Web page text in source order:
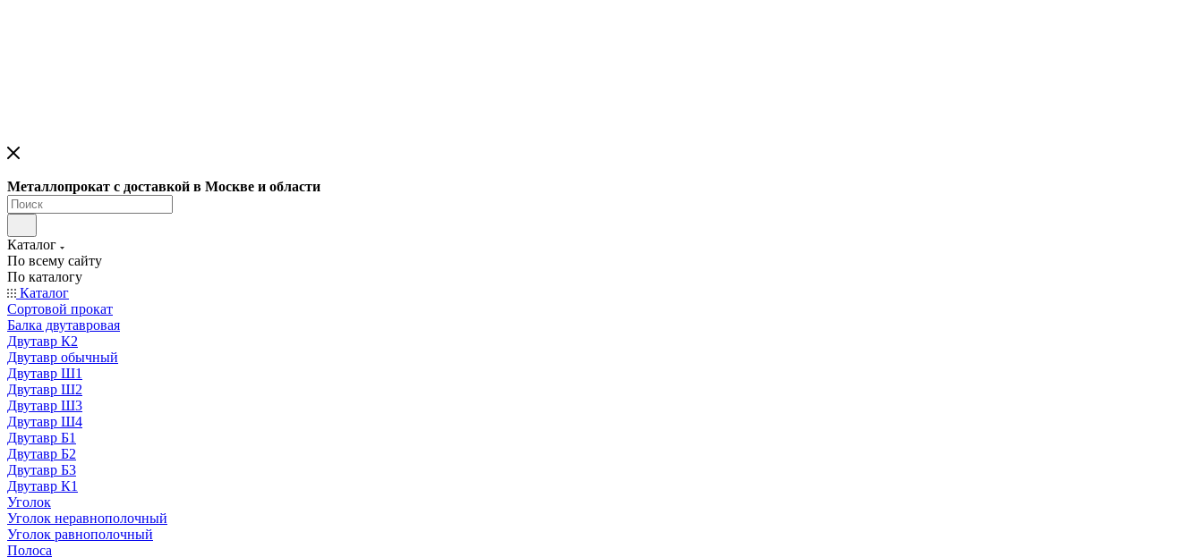
Металлопрокат с доставкой в Москве и области
Каталог
По всему сайту
По каталогу
Каталог
Сортовой прокат
Балка двутавровая
Двутавр К2
Двутавр обычный
Двутавр Ш1
Двутавр Ш2
Двутавр Ш3
Двутавр Ш4
Двутавр Б1
Двутавр Б2
Двутавр Б3
Двутавр К1
Уголок
Уголок неравнополочный
Уголок равнополочный
Полоса